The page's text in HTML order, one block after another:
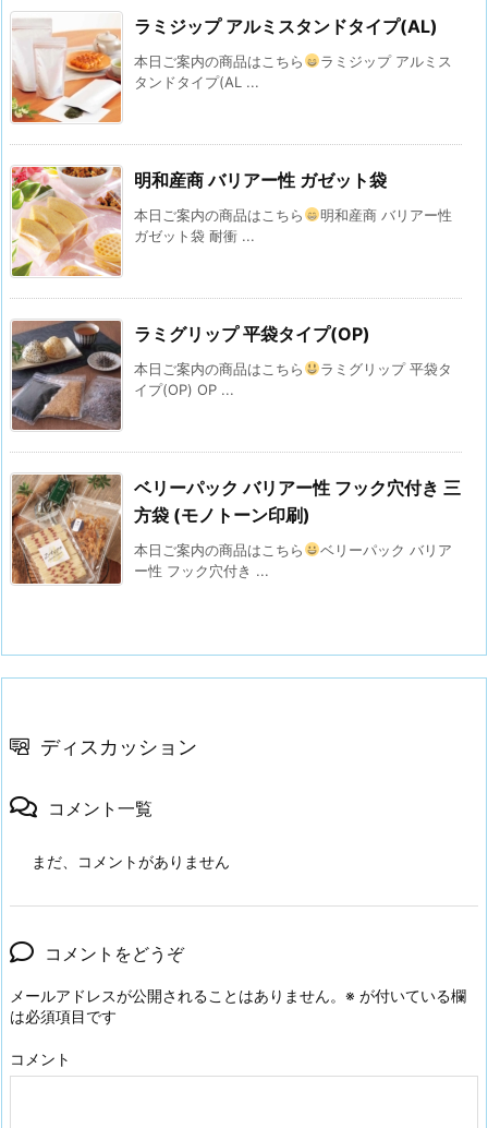
ラミジップ アルミスタンドタイプ(AL)
本日ご案内の商品はこちら
ラミジップ アルミス
タンドタイプ(AL ...
明和産商 バリアー性 ガゼット袋
本日ご案内の商品はこちら
明和産商 バリアー性
ガゼット袋 耐衝 ...
ラミグリップ 平袋タイプ(OP)
本日ご案内の商品はこちら
ラミグリップ 平袋タ
イプ(OP) OP ...
ベリーパック バリアー性 フック穴付き 三
方袋 (モノトーン印刷)
本日ご案内の商品はこちら
ベリーパック バリア
ー性 フック穴付き ...
ディスカッション
コメント一覧
まだ、コメントがありません
コメントをどうぞ
メールアドレスが公開されることはありません。 ※ が付いている欄
は必須項目です
コメント